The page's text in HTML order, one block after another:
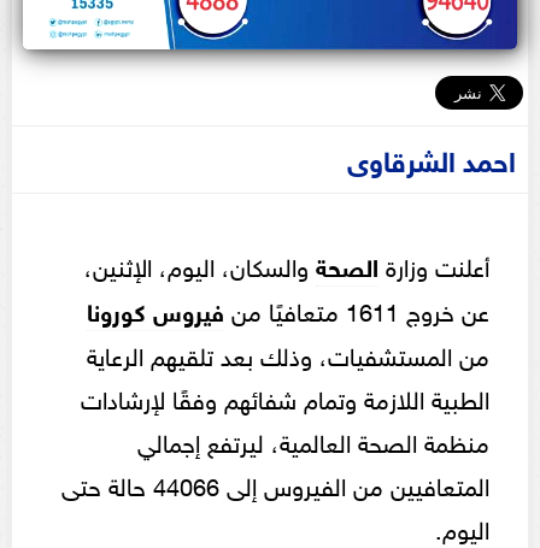
احمد الشرقاوى
أعلنت وزارة الصحة والسكان، اليوم، الإثنين،
عن خروج 1611 متعافيًا من
فيروس كورونا
من المستشفيات، وذلك بعد تلقيهم الرعاية
الطبية اللازمة وتمام شفائهم وفقًا لإرشادات
منظمة الصحة العالمية، ليرتفع إجمالي
المتعافيين من الفيروس إلى 44066 حالة حتى
اليوم.